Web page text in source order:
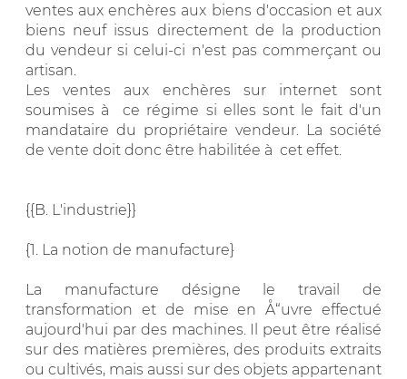
ventes aux enchères aux biens d'occasion et aux
biens neuf issus directement de la production
du vendeur si celui-ci n'est pas commerçant ou
artisan.
Les ventes aux enchères sur internet sont
soumises à ce régime si elles sont le fait d'un
mandataire du propriétaire vendeur. La société
de vente doit donc être habilitée à cet effet.
{{B. L'industrie}}
{1. La notion de manufacture}
La manufacture désigne le travail de
transformation et de mise en Å“uvre effectué
aujourd'hui par des machines. Il peut être réalisé
sur des matières premières, des produits extraits
ou cultivés, mais aussi sur des objets appartenant